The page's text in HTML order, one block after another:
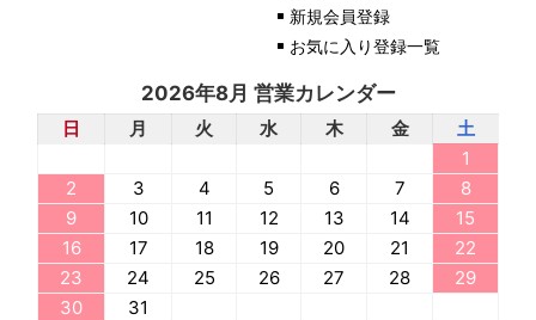
新規会員登録
お気に入り登録一覧
2026年8月 営業カレンダー
日 月 火 水 木 金
土
1
2
3 4 5 6 7
8
9
10 11 12 13 14
15
16
17 18 19 20 21
22
23
24 25 26 27 28
29
30
31